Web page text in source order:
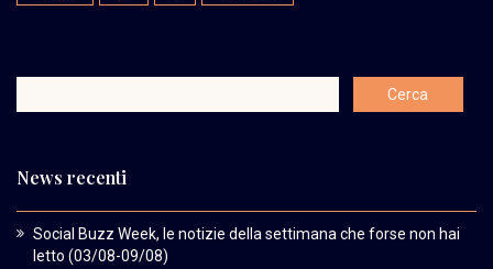
News recenti
Social Buzz Week, le notizie della settimana che forse non hai
letto (03/08-09/08)